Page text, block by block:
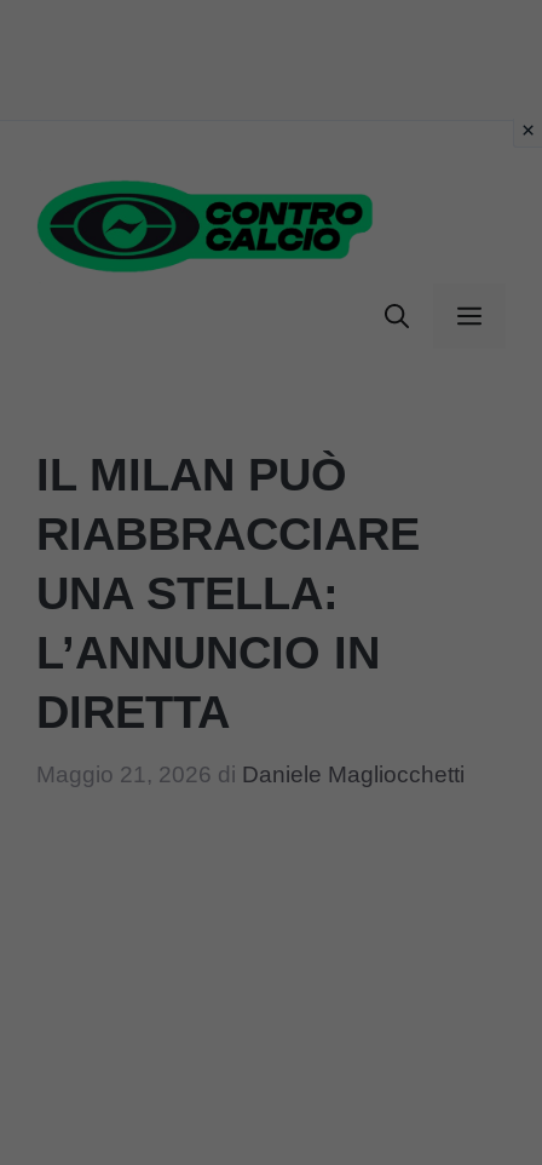
contenuto
Menu
IL MILAN PUÒ
RIABBRACCIARE
UNA STELLA:
L’ANNUNCIO IN
DIRETTA
Maggio 21, 2026 di Daniele Magliocchetti